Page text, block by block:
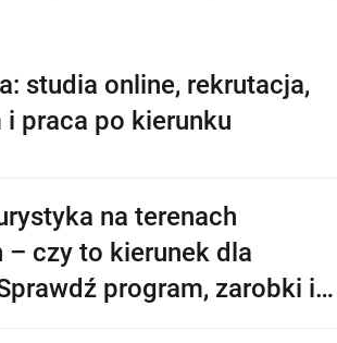
studia online, rekrutacja,
i praca po kierunku
na terenach
– czy to kierunek dla
program, zarobki i